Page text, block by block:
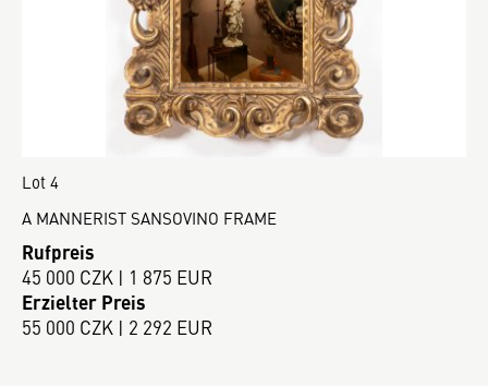
Lot 4
A MANNERIST SANSOVINO FRAME
Rufpreis
45 000 CZK | 1 875 EUR
Erzielter Preis
55 000 CZK | 2 292 EUR